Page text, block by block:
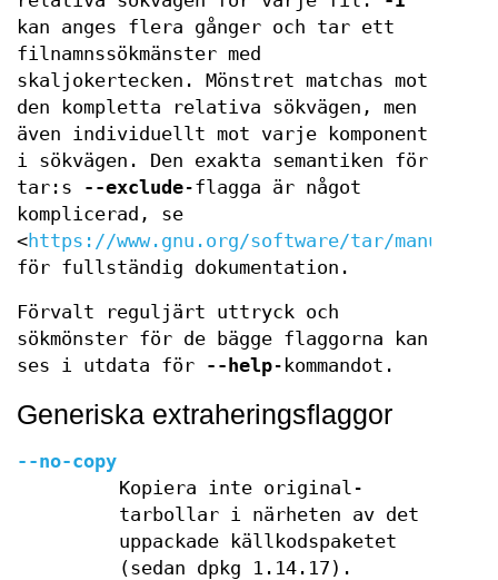
kan anges flera gånger och tar ett
filnamnssökmänster med
skaljokertecken. Mönstret matchas mot
den kompletta relativa sökvägen, men
även individuellt mot varje komponent
i sökvägen. Den exakta semantiken för
tar:s
--exclude-flagga är något
komplicerad, se
<https://www.gnu.org/software/tar/manual/
för fullständig dokumentation.
Förvalt reguljärt uttryck och
sökmönster för de bägge flaggorna kan
ses i utdata för
--help-kommandot.
Generiska extraheringsflaggor
--no-copy
Kopiera inte original-
tarbollar i närheten av det
uppackade källkodspaketet
(sedan dpkg 1.14.17).